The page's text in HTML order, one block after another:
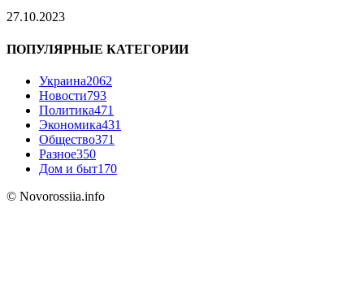
27.10.2023
ПОПУЛЯРНЫЕ КАТЕГОРИИ
Украина2062
Новости793
Политика471
Экономика431
Общество371
Разное350
Дом и быт170
© Novorossiia.info